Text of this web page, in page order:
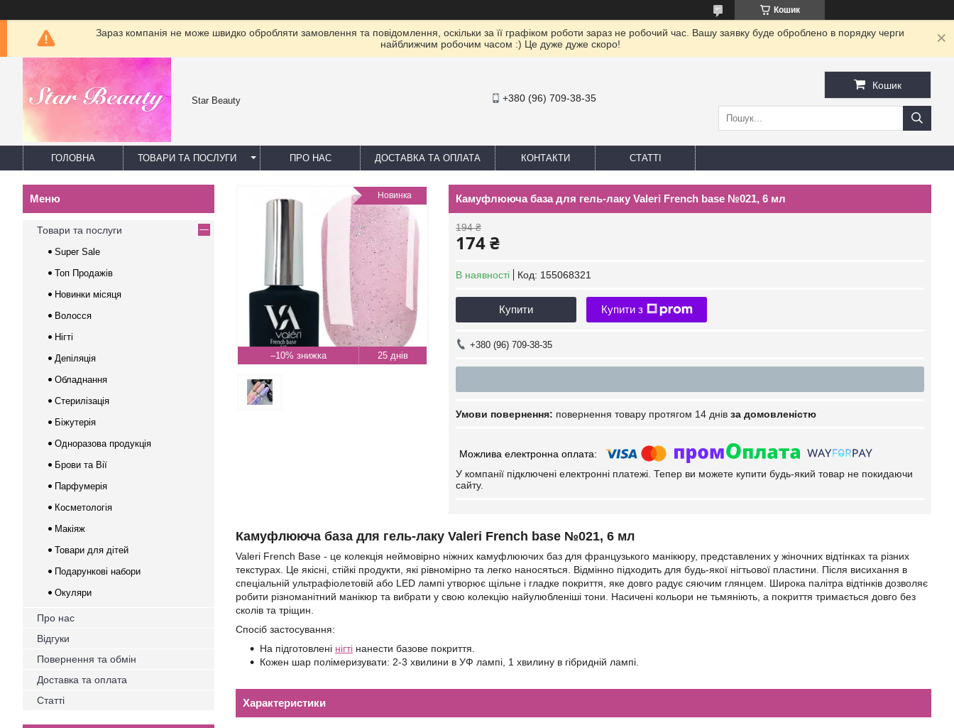
Кошик
Зараз компанія не може швидко обробляти замовлення та повідомлення, оскільки за її графіком роботи зараз не робочий час. Вашу заявку буде оброблено в порядку черги
найближчим робочим часом :) Це дуже дуже скоро!
Star Beauty +380 (96) 709-38-35
Кошик
ГОЛОВНА ТОВАРИ ТА ПОСЛУГИ ПРО НАС ДОСТАВКА ТА ОПЛАТА КОНТАКТИ СТАТТІ
–10% 25 днів
Новинка Камуфлююча база для гель-лаку Valeri French base №021, 6 мл
194 ₴
174 ₴
В наявності Код: 155068321
Купити Купити з
+380 (96) 709-38-35
повернення товару протягом 14 днів за домовленістю
У компанії підключені електронні платежі. Тепер ви можете купити будь-який товар не покидаючи
сайту.
Камуфлююча база для гель-лаку Valeri French base №021, 6 мл
Valeri French Base - це колекція неймовірно ніжних камуфлюючих баз для французького манікюру, представлених у жіночних відтінках та різних
текстурах. Це якісні, стійкі продукти, які рівномірно та легко наносяться. Відмінно підходить для будь-якої нігтьової пластини. Після висихання в
спеціальній ультрафіолетовій або LED лампі утворює щільне і гладке покриття, яке довго радує сяючим глянцем. Широка палітра відтінків дозволяє
робити різноманітний манікюр та вибрати у свою колекцію найулюбленіші тони. Насичені кольори не тьмяніють, а покриття тримається довго без
сколів та тріщин.
Спосіб застосування:
На підготовлені нігті нанести базове покриття.
Кожен шар полімеризувати: 2-3 хвилини в УФ лампі, 1 хвилину в гібридній лампі.
Характеристики
Товари та послуги
Super Sale
Топ Продажів
Новинки місяця
Волосся
Нігті
Депіляція
Обладнання
Стерилізація
Біжутерія
Одноразова продукція
Брови та Вії
Парфумерія
Косметологія
Макіяж
Товари для дітей
Подарункові набори
Окуляри
Про нас
Відгуки
Повернення та обмін
Доставка та оплата
Статті